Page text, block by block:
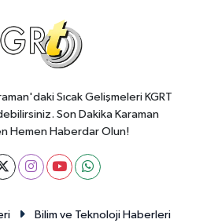
Sıcak Gelişmeleri KGRT
Son Dakika Karaman
Hemen Haberdar Olun!
Bilim ve Teknoloji Haberleri